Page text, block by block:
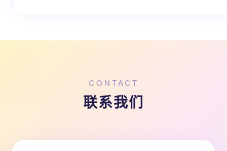
CONTACT
联系我们